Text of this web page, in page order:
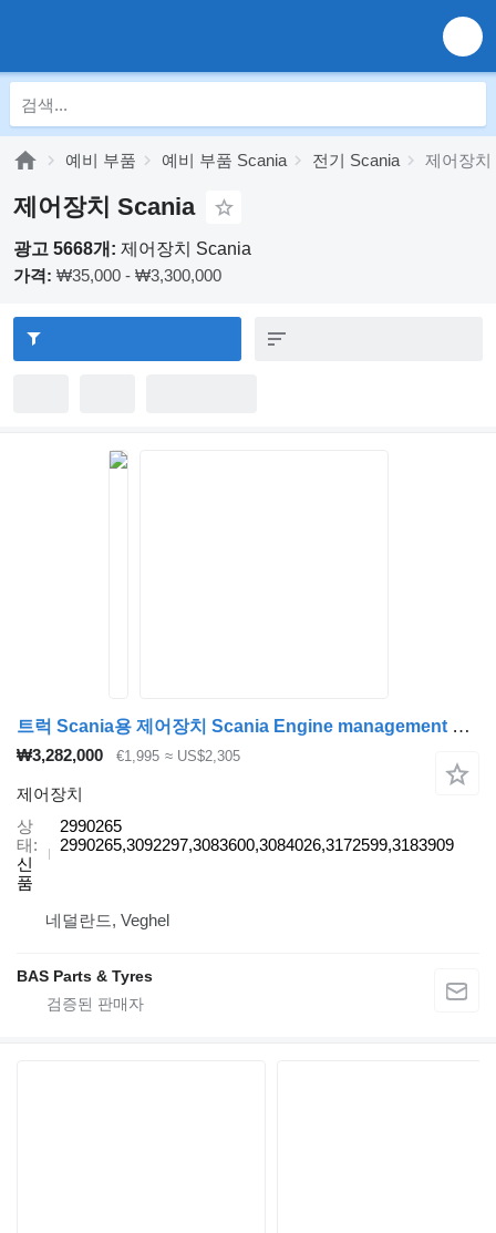
예비 부품 예비 부품 Scania 전기 Scania 제어장치
제어장치 Scania
광고 5668개: 제어장치 Scania
가격: ₩35,000 - ₩3,300,000
트럭 Scania용 제어장치 Scania Engine management ECU 2990265
₩3,282,000 €1,995 ≈ US$2,305
제어장치
상
태
신
품
2990265
2990265,3092297,3083600,3084026,3172599,3183909
네덜란드, Veghel
BAS Parts & Tyres